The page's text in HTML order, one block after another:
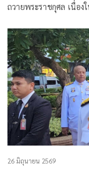
ถวายพระราชกุศล เนื่อ
26 มิถุนายน 2569